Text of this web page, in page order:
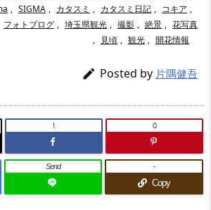
, SIGMA , カタスミ , カタスミ日記 , コキア ,
フォトブログ , 埼玉県観光 , 撮影 , 絶景 , 花写真
, 見頃 , 観光 , 開花情報
 Posted by 片隅健吾
! 0
Send
Copy
-